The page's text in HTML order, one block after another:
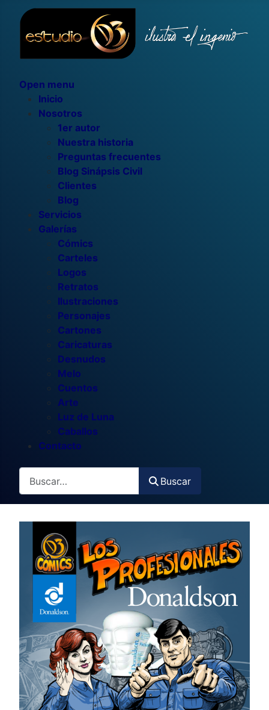
Open menu
Inicio
Nosotros
1er autor
Nuestra historia
Preguntas frecuentes
Blog Sinápsis Civil
Clientes
Blog
Servicios
Galerías
Cómics
Carteles
Logos
Retratos
Ilustraciones
Personajes
Cartones
Caricaturas
Desnudos
Melo
Cuentos
Arte
Luz de Luna
Caballos
Contacto
Buscar
Buscar